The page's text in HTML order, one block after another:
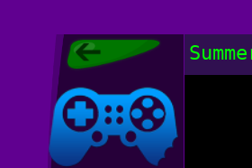
Juegos Friv
2022, Juegos
2022
Juegos Friv